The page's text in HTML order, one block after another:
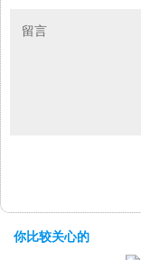
你比较关心的